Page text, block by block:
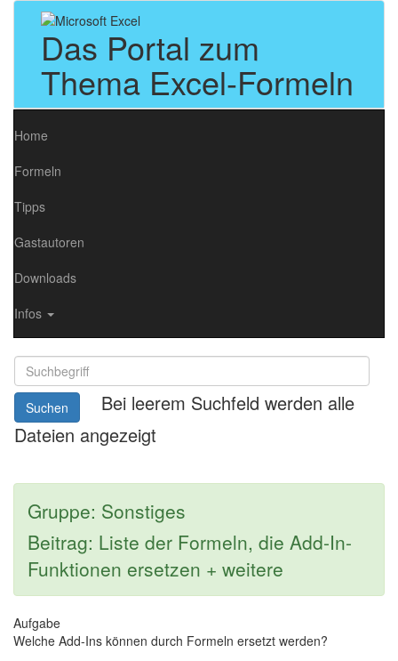
Das Portal zum
Thema Excel-Formeln
Home
Formeln
Tipps
Gastautoren
Downloads
Infos
Suchen
Bei leerem Suchfeld werden alle
Dateien angezeigt
Gruppe: Sonstiges
Beitrag: Liste der Formeln, die Add-In-
Funktionen ersetzen + weitere
Aufgabe
Welche Add-Ins können durch Formeln ersetzt werden?